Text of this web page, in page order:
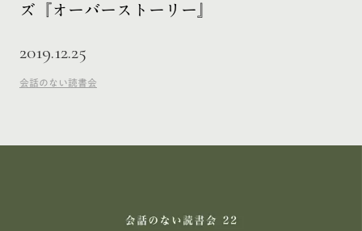
ズ『オーバーストーリー』
2019.12.25
会話のない読書会